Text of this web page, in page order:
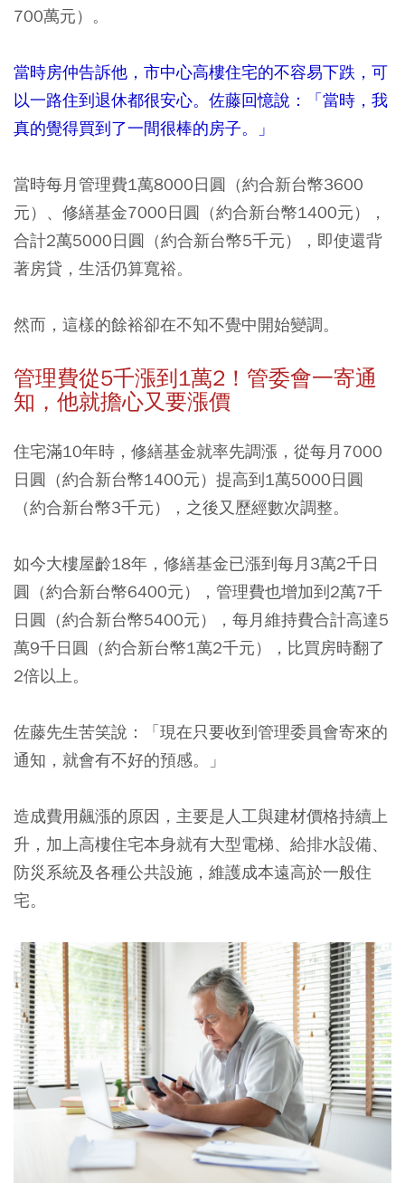
700萬元）。
當時房仲告訴他，市中心高樓住宅的不容易下跌，可
以一路住到退休都很安心。佐藤回憶說：「當時，我
真的覺得買到了一間很棒的房子。」
當時每月管理費1萬8000日圓（約合新台幣3600
元）、修繕基金7000日圓（約合新台幣1400元），
合計2萬5000日圓（約合新台幣5千元）
， 即使還背
著房貸，生活仍算寬裕。
然而，這樣的餘裕卻在不知不覺中開始變調。
管理費從5千漲到1萬2 ！管委會一寄通
知，他就擔心又要漲價
住宅滿10年時，修繕基金就率先調漲，從每月7000
日圓（約合新台幣1400元）提高到1萬5000日圓
（約合新台幣3千元），之後又歷經數次調整。
如今大樓屋齡18年，修繕基金已漲到每月3萬2千日
圓（約合新台幣6400元），管理費也增加到2萬7千
日圓（約合新台幣5400元），每月維持費合計高達5
萬9千日圓（約合新台幣1萬2千元），比買房時翻了
2倍以上。
佐藤先生苦笑說：「現在只要收到管理委員會寄來的
通知，就會有不好的預感。」
造成費用飆漲的原因，主要是人工與建材價格持續上
升，加上高樓住宅本身就有大型電梯、給排水設備、
防災系統及各種公共設施，維護成本遠高於一般住
宅。